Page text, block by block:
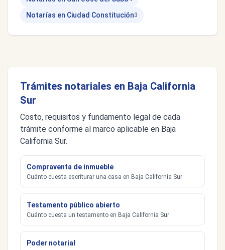
Notarías en Ciudad Constitución3
Trámites notariales en Baja California
Sur
Costo, requisitos y fundamento legal de cada
trámite conforme al marco aplicable en Baja
California Sur.
Compraventa de inmueble
Cuánto cuesta escriturar una casa en Baja California Sur
Testamento público abierto
Cuánto cuesta un testamento en Baja California Sur
Poder notarial